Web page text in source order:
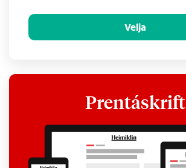
Velja
Prentáskrift